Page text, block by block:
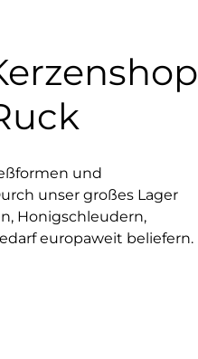
und
unser großes Lager
Honigschleudern,
europaweit beliefern.